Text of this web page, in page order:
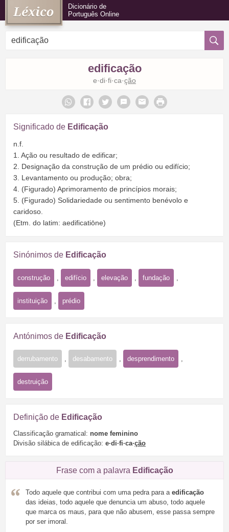
Dicionário de
Português Online
edificação
e·di·fi·ca·ção
Significado de Edificação
n.f.
1. Ação ou resultado de edificar;
2. Designação da construção de um prédio ou edifício;
3. Levantamento ou produção; obra;
4. (Figurado) Aprimoramento de princípios morais;
5. (Figurado) Solidariedade ou sentimento benévolo e
caridoso.
(Etm. do latim: aedificatiōne)
Sinónimos de Edificação
construção edifício elevação fundação
instituição prédio
Antónimos de Edificação
derrubamento , desabamento , desprendimento ,
destruição
Definição de Edificação
Classificação gramatical: nome feminino
Divisão silábica de edificação: e·di·fi·ca·ção
Frase com a palavra Edificação
Todo aquele que contribui com uma pedra para a edificação
das ideias, todo aquele que denuncia um abuso, todo aquele
que marca os maus, para que não abusem, esse passa sempre
por ser imoral.